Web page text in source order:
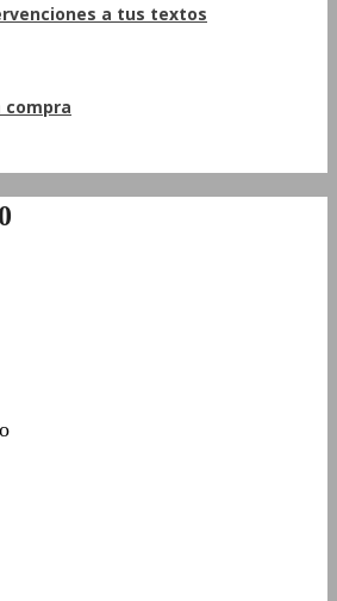
a tus textos
compra